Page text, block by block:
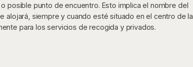
posible punto de encuentro. Esto implica el nombre del
alojará, siempre y cuando esté situado en el centro de la
para los servicios de recogida y privados.